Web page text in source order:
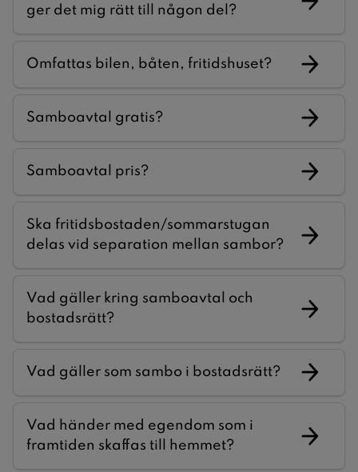
ger det mig rätt till någon del?
Omfattas bilen, båten, fritidshuset?
Samboavtal gratis?
Samboavtal pris?
Ska fritidsbostaden/sommarstugan
delas vid separation mellan sambor?
Vad gäller kring samboavtal och
bostadsrätt?
Vad gäller som sambo i bostadsrätt?
Vad händer med egendom som i
framtiden skaffas till hemmet?